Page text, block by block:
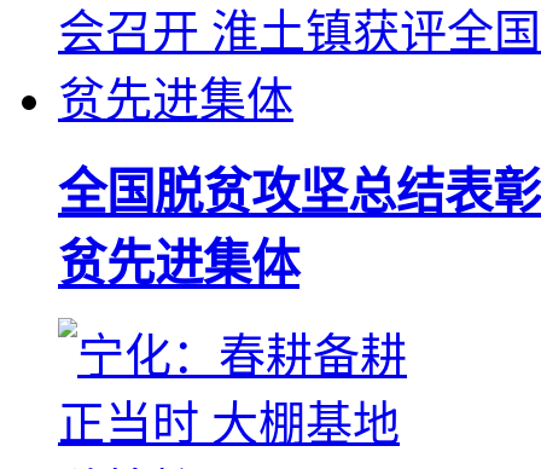
全国脱贫攻坚总结表
贫先进集体